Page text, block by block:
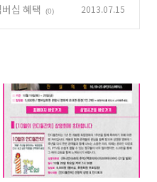
십 혜택 (0) 2013.07.15